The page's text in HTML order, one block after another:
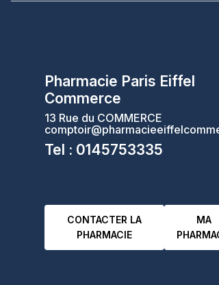
Pharmacie Paris Eiffel
Commerce
13 Rue du COMMERCE
Tel : 0145753335
CONTACTER LA
PHARMACIE
MA